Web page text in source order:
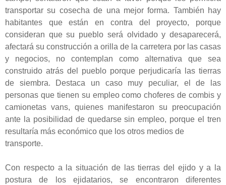
transportar su cosecha de una mejor forma. También hay
habitantes que están en contra del proyecto, porque
consideran que su pueblo será olvidado y desaparecerá,
afectará su construcción a orilla de la carretera por las casas
y negocios, no contemplan como alternativa que sea
construido atrás del pueblo porque perjudicaría las tierras
de siembra. Destaca un caso muy peculiar, el de las
personas que tienen su empleo como choferes de combis y
camionetas vans, quienes manifestaron su preocupación
ante la posibilidad de quedarse sin empleo, porque el tren
resultaría más económico que los otros medios de
transporte.
Con respecto a la situación de las tierras del ejido y a la
postura de los ejidatarios, se encontraron diferentes